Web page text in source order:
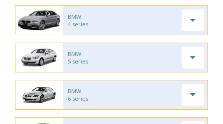
BMW
4 series
BMW
5 series
BMW
6 series